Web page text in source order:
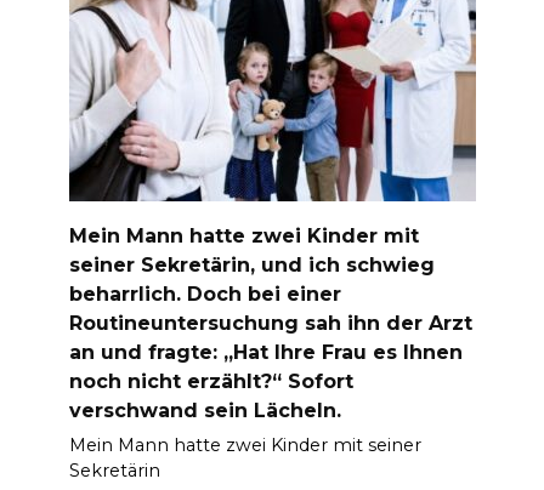
Mein Mann hatte zwei Kinder mit
seiner Sekretärin, und ich schwieg
beharrlich. Doch bei einer
Routineuntersuchung sah ihn der Arzt
an und fragte: „Hat Ihre Frau es Ihnen
noch nicht erzählt?“ Sofort
verschwand sein Lächeln.
Mein Mann hatte zwei Kinder mit seiner
Sekretärin